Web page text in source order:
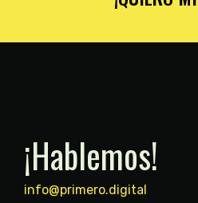
¡Hablemos!
info@primero.digital